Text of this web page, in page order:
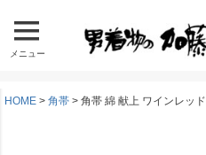
メニュー
HOME 角帯 角帯 綿 献上 ワインレッド